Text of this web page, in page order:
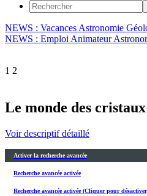
NEWS : Vacances Astronomie
NEWS : Emploi Animateur
1 2
Le monde des
Voir descriptif détaillé
Activer la recherche avancée
Recherche avancée activée
Recherche avancée activée (Cliquer pour